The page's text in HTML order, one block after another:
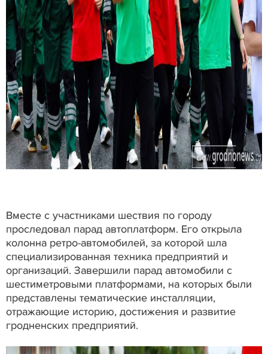
Вместе с участниками шествия по городу
проследовал парад автоплатформ. Его открыла
колонна ретро-автомобилей, за которой шла
специализированная техника предприятий и
организаций. Завершили парад автомобили с
шестиметровыми платформами, на которых были
представлены тематические инсталляции,
отражающие историю, достижения и развитие
гродненских предприятий.